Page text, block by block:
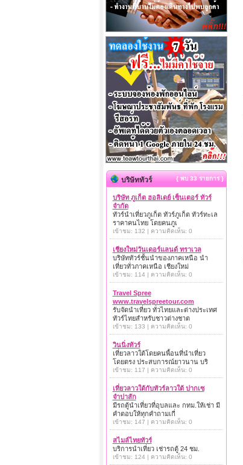
บริษัททัวร์ { พบ 33 รายการ }
บริษัท ภูเก็ต ฮอลิเดย์ เซ็นเตอร์ ทัวร์
จำกัด
ทัวร์นำเที่ยวภูเก็ต ทัวร์ภูเก็ต ทัวร์ทะเล
ราคาคนไทย โดยคนภูเ
เข้าชม: 132 | ความคิดเห็น: 0
เชียงใหม่วันเดอร์แลนด์ ทราเวล
บริษัททัวร์ชั้นนำของภาคเหนือ นำ
เที่ยวทั่วภาคเหนือ เชียงใหม่
เข้าชม: 114 | ความคิดเห็น: 0
Travel Spree
www.travelspreetour.com
รับจัดนำเที่ยว ทั่วไทยและต่างประเทศ
ทัวร์ไทยสำหรับชาวต่างชาต
เข้าชม: 133 | ความคิดเห็น: 0
วินนิ่งทัวร์
เที่ยวลาวใต้โดยคนพื้อนที่นำเที่ยว
โดยตรง ประสบการณ์ยาวนาน บริ
เข้าชม: 117 | ความคิดเห็น: 0
เที่ยวลาวใต้กับทัวร์ลาวใต้ ปากเซ
จำปาสัก
มีรถตู้นำเที่ยวที่อุบลและ กทม.ให้เช่า มี
คำตอบให้ทุกคำถามเกี่
เข้าชม: 147 | ความคิดเห็น: 0
สไมล์ไทยทัวร์
บริการนำเที่ยว เช่ารถตู้ 24 ชม.
เข้าชม: 124 | ความคิดเห็น: 0